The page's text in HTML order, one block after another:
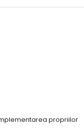
propriilor